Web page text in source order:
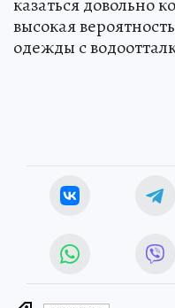
казаться довольно
высокая
одежды с